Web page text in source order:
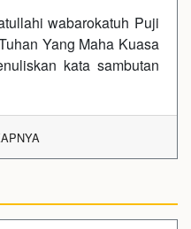
wabarokatuh Puji
Yang Maha Kuasa
kata sambutan